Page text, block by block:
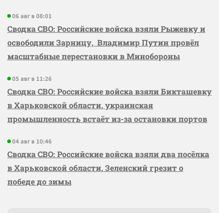
06 авг в 08:01
Сводка СВО: Российские войска взяли Рыжевку и
освободили Зарницу, Владимир Путин провёл
масштабные перестановки в Минобороны
05 авг в 11:26
Сводка СВО: Российские войска взяли Бикташевку
в Харьковской области, украинская
промышленность встаёт из-за остановки портов
04 авг в 10:46
Сводка СВО: Российские войска взяли два посёлка
в Харьковской области, Зеленский грезит о
победе до зимы